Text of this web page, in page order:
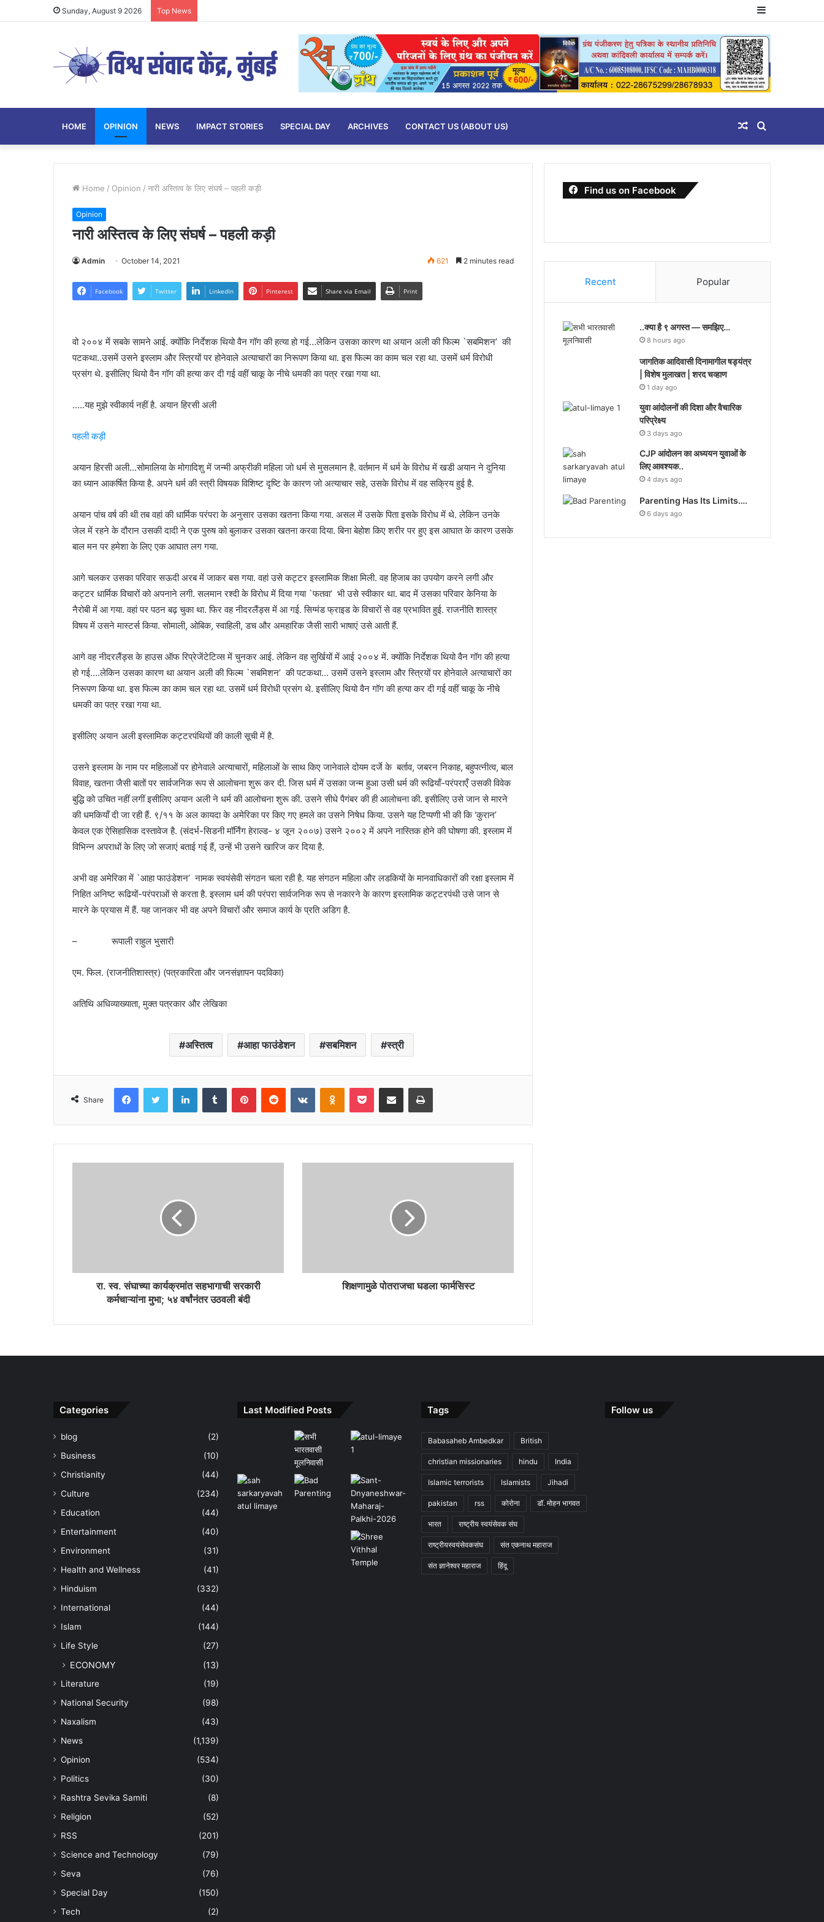
Sunday, August 9 2026 Top News Sidebar
HOME OPINION NEWS IMPACT STORIES SPECIAL DAY ARCHIVES CONTACT US (ABOUT US) Search
for
Random
Article
Home / Opinion / नारी अस्तित्व के लिए संघर्ष – पहली कड़ी
Opinion
नारी अस्तित्व के लिए संघर्ष – पहली कड़ी
Admin October 14, 2021 621 2 minutes read
Facebook Twitter LinkedIn Pinterest Share via Email Print
वो २००४ में सबके सामने आई. क्योंकि निर्देशक थियो वैन गॉग की हत्या हो गई…लेकिन उसका कारण था अयान अली की फिल्म `सबमिशन’ की
पटकथा..उसमें उसने इस्लाम और स्त्रियों पर होनेवाले अत्याचारों का निरूपण किया था. इस फिल्म का काम चल रहा था. उसमें धर्म विरोधी
प्रसंग थे. इसीलिए थियो वैन गॉग की हत्या कर दी गई वहीं चाकू के नीचे धमकी का पत्र रखा गया था.
…..यह मुझे स्वीकार्य नहीं है. अयान हिरसी अली
पहली कड़ी
अयान हिरसी अली…सोमालिया के मोगादिशु में जन्मी अफ्रीकी महिला जो धर्म से मुसलमान है. वर्तमान में धर्म के विरोध में खडी अयान ने दुनिया
का ध्यान आकर्षित किया है. अपने धर्म की स्त्री विषयक विशिष्ट दृष्टि के कारण जो अत्याचार सहे, उसके विरोध में वह सक्रिय हुई है.
अयान पांच वर्ष की थी तब वहां की धार्मिक परंपरा के अनुसार उसका खतना किया गया. असल में उसके पिता इसके विरोध में थे. लेकिन उनके
जेल में रहने के दौरान उसकी दादी ने एक पुरुष को बुलाकर उसका खतना करवा दिया. बिना बेहोश किए शरीर पर हुए इस आघात के कारण उसके
बाल मन पर हमेशा के लिए एक आघात लग गया.
आगे चलकर उसका परिवार सऊदी अरब में जाकर बस गया. वहां उसे कट्टर इस्लामिक शिक्षा मिली. वह हिजाब का उपयोग करने लगी और
कट्टर धार्मिक विचारों को अपनाने लगी. सलमान रश्दी के विरोध में दिया गया `फतवा’ भी उसे स्वीकार था. बाद में उसका परिवार केनिया के
नैरोबी में आ गया. वहां पर पठन बढ़ चुका था. फिर वह नीदरलैंड्स में आ गई. सिग्मंड फ्राइड के विचारों से वह प्रभावित हुई. राजनीति शास्त्र
विषय में उसने मास्टर्स किया. सोमाली, ओबिक, स्वाहिली, डच और अमहारिक जैसी सारी भाषाएं उसे आती हैं.
आगे वह नीदरलैंड्स के हाउस ऑफ रिप्रेजेंटेटिव्स में चुनकर आई. लेकिन वह सुर्खियों में आई २००४ में. क्योंकि निर्देशक थियो वैन गॉग की हत्या
हो गई….लेकिन उसका कारण था अयान अली की फिल्म `सबमिशन’ की पटकथा… उसमें उसने इस्लाम और स्त्रियों पर होनेवाले अत्याचारों का
निरूपण किया था. इस फिल्म का काम चल रहा था. उसमें धर्म विरोधी प्रसंग थे. इसीलिए थियो वैन गॉग की हत्या कर दी गई वहीं चाकू के नीचे
धमकी का पत्र रखा गया था.
इसीलिए अयान अली इस्लामिक कट्टरपंथियों की काली सूची में है.
उसने इस्लाम के नाम पर महिलाओं पर होनेवाले अत्याचारों, महिलाओं के साथ किए जानेवाले दोयम दर्जे के बर्ताव, जबरन निकाह, बहुपत्नीत्व, बाल
विवाह, खतना जैसी बातों पर सार्वजनिक रूप से आलोचना शुरू कर दी. जिस धर्म में उसका जन्म हुआ उसी धर्म की रूढियॉं-परंपराएँ उसकी विवेक
बुद्धि को उचित नहीं लगीं इसीलिए अयान अली ने धर्म की आलोचना शुरू की. उसने सीधे पैगंबर की ही आलोचना की. इसीलिए उसे जान से मारने
की धमकियॉं दी जा रही हैं. ९/११ के अल कायदा के अमेरिका पर किए गए हमले का उसने निषेध किया. उसने यह टिप्पणी भी की कि ‘कुरान’
केवल एक ऐसिहासिक दस्तावेज है. (संदर्भ-सिडनी मॉर्निंग हेराल्ड- ४ जून २००७) उसने २००२ में अपने नास्तिक होने की घोषणा की. इस्लाम में
विभिन्न अपराधों के लिए जो सजाएं बताई गई हैं, उन्हें भी उसने खारिज कर दिया है.
अभी वह अमेरिका में `आहा फाउंडेशन’ नामक स्वयंसेवी संगठन चला रही है. यह संगठन महिला और लडकियों के मानवाधिकारों की रक्षा इस्लाम में
निहित अनिष्ट रूढियों-परंपराओं से करता है. इस्लाम धर्म की परंपरा सार्वजनिक रूप से नकारने के कारण इस्लामिक कट्टरपंथी उसे जान से
मारने के प्रयास में हैं. यह जानकर भी वह अपने विचारों और समाज कार्य के प्रति अडिग है.
– रूपाली राहुल भुसारी
एम. फिल. (राजनीतिशास्त्र) (पत्रकारिता और जनसंज्ञापन पदविका)
अतिथि अधिव्याख्याता, मुक्त पत्रकार और लेखिका
अस्तित्व आहा फाउंडेशन सबमिशन स्त्री
Share
FacebookTwitter LinkedInTumblr PinterestReddit VKontakteOdnoklassniki
Pocket Share via Email Print
रा. स्व. संघाच्या कार्यक्रमांत सहभागाची सरकारी
कर्मचाऱ्यांना मुभा; ५४ वर्षांनंतर उठवली बंदी
शिक्षणामुळे पोतराजचा घडला फार्मसिस्ट
Find us on Facebook
Recent Popular
..क्या है ९ अगस्त — समझिए…
8 hours ago
जागतिक आदिवासी दिनामागील षड्यंत्र
| विशेष मुलाखत | शरद चव्हाण
1 day ago
युवा आंदोलनों की दिशा और वैचारिक
परिप्रेक्ष्य
3 days ago
CJP आंदोलन का अध्ययन युवाओं के
लिए आवश्यक..
4 days ago
Parenting Has Its Limits….
6 days ago
Categories
blog
(2)
Business
(10)
Christianity
(44)
Culture
(234)
Education
(44)
Entertainment
(40)
Environment
(31)
Health and Wellness
(41)
Hinduism
(332)
International
(44)
Islam
(144)
Life Style
(27)
ECONOMY (13)
Literature
(19)
National Security
(98)
Naxalism
(43)
News
(1,139)
Opinion
(534)
Politics
(30)
Rashtra Sevika Samiti
(8)
Religion
(52)
RSS
(201)
Science and Technology
(79)
Seva
(76)
Special Day
(150)
Tech
(2)
Last Modified Posts Tags
Babasaheb Ambedkar British
christian missionaries hindu India
Islamic terrorists Islamists Jihadi
pakistan rss कोरोना डॉ. मोहन भागवत
भारत राष्ट्रीय स्वयंसेवक संघ
राष्ट्रीयस्वयंसेवकसंघ संत एकनाथ महाराज
संत ज्ञानेश्वर महाराज हिंदू
Follow us